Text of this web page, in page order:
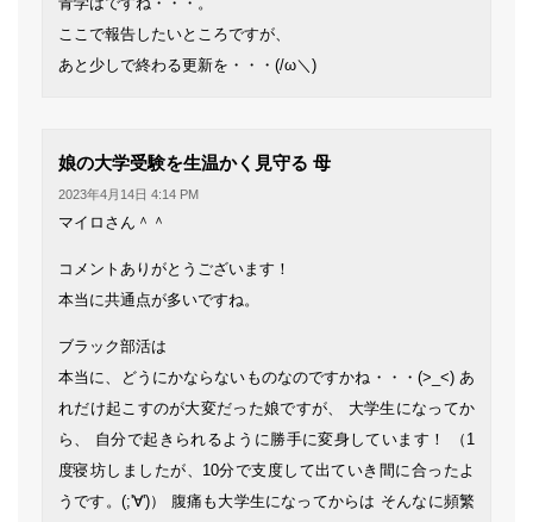
ここで報告したいところですが、
あと少しで終わる更新を・・・(/ω＼)
娘の大学受験を生温かく見守る 母
2023年4月14日 4:14 PM
マイロさん＾＾
コメントありがとうございます！
本当に共通点が多いですね。
ブラック部活は
本当に、どうにかならないものなのですかね・・・(>_<) あ
れだけ起こすのが大変だった娘ですが、 大学生になってか
ら、 自分で起きられるように勝手に変身しています！ （1
度寝坊しましたが、10分で支度して出ていき間に合ったよ
うです。(;'∀')） 腹痛も大学生になってからは そんなに頻繁